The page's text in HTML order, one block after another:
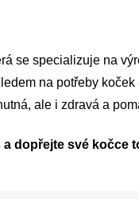
se specializuje na
na potřeby
ale i zdravá a
a dopřejte své kočce